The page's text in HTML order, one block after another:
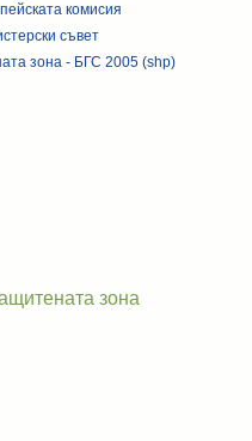
комисия
съвет
зона - БГС 2005 (shp)
зона